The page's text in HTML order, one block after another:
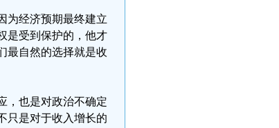
为经济预期最终建立
是受到保护的，他才
最自然的选择就是收
，也是对政治不确定
只是对于收入增长的